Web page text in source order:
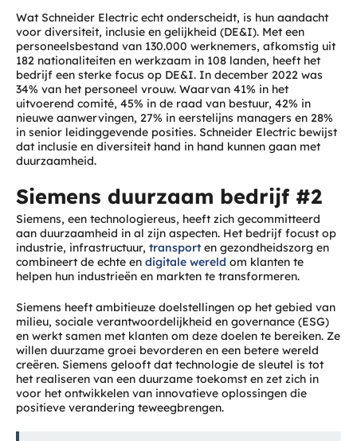
Wat Schneider Electric echt onderscheidt, is hun aandacht
voor diversiteit, inclusie en gelijkheid (DE&I). Met een
personeelsbestand van 130.000 werknemers, afkomstig uit
182 nationaliteiten en werkzaam in 108 landen, heeft het
bedrijf een sterke focus op DE&I. In december 2022 was
34% van het personeel vrouw. Waarvan 41% in het
uitvoerend comité, 45% in de raad van bestuur, 42% in
nieuwe aanwervingen, 27% in eerstelijns managers en 28%
in senior leidinggevende posities. Schneider Electric bewijst
dat inclusie en diversiteit hand in hand kunnen gaan met
duurzaamheid.
Siemens duurzaam bedrijf #2
Siemens, een technologiereus, heeft zich gecommitteerd
aan duurzaamheid in al zijn aspecten. Het bedrijf focust op
industrie, infrastructuur, transporten gezondheidszorg en
combineert de echte en digitale wereld om klanten te
helpen hun industrieën en markten te transformeren.
Siemens heeft ambitieuze doelstellingen op het gebied van
milieu, sociale verantwoordelijkheid en governance (ESG)
en werkt samen met klanten om deze doelen te bereiken. Ze
willen duurzame groei bevorderen en een betere wereld
creëren. Siemens gelooft dat technologie de sleutel is tot
het realiseren van een duurzame toekomst en zet zich in
voor het ontwikkelen van innovatieve oplossingen die
positieve verandering teweegbrengen.